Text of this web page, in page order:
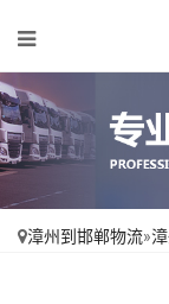
漳州到邯郸物流»